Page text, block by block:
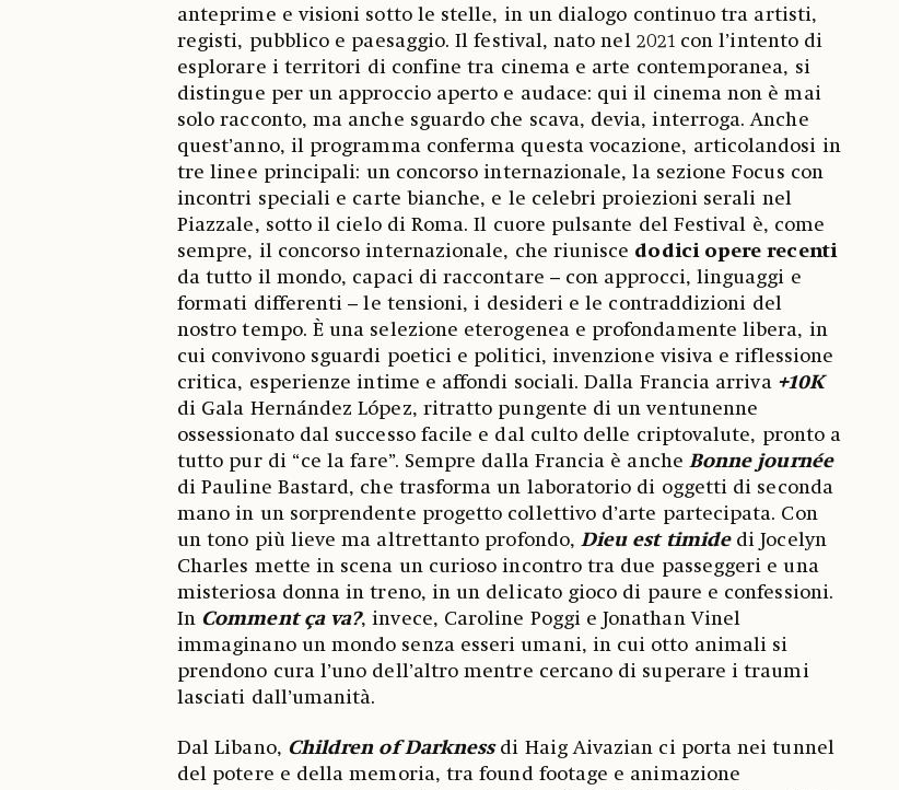
anteprime e visioni sotto le stelle, in un dialogo continuo tra artisti,
registi, pubblico e paesaggio. Il festival, nato nel 2021 con l’intento di
esplorare i territori di confine tra cinema e arte contemporanea, si
distingue per un approccio aperto e audace: qui il cinema non è mai
solo racconto, ma anche sguardo che scava, devia, interroga. Anche
quest’anno, il programma conferma questa vocazione, articolandosi in
tre linee principali: un concorso internazionale, la sezione Focus con
incontri speciali e carte bianche, e le celebri proiezioni serali nel
Piazzale, sotto il cielo di Roma. Il cuore pulsante del Festival è, come
sempre, il concorso internazionale, che riunisce dodici opere recenti
da tutto il mondo, capaci di raccontare – con approcci, linguaggi e
formati differenti – le tensioni, i desideri e le contraddizioni del
nostro tempo. È una selezione eterogenea e profondamente libera, in
cui convivono sguardi poetici e politici, invenzione visiva e riflessione
critica, esperienze intime e affondi sociali. Dalla Francia arriva +10K
di Gala Hernández López, ritratto pungente di un ventunenne
ossessionato dal successo facile e dal culto delle criptovalute, pronto a
tutto pur di “ce la fare”. Sempre dalla Francia è anche Bonne journée
di Pauline Bastard, che trasforma un laboratorio di oggetti di seconda
mano in un sorprendente progetto collettivo d’arte partecipata. Con
un tono più lieve ma altrettanto profondo, Dieu est timidedi Jocelyn
Charles mette in scena un curioso incontro tra due passeggeri e una
misteriosa donna in treno, in un delicato gioco di paure e confessioni.
In Comment ça va?, invece, Caroline Poggi e Jonathan Vinel
immaginano un mondo senza esseri umani, in cui otto animali si
prendono cura l’uno dell’altro mentre cercano di superare i traumi
lasciati dall’umanità.
Dal Libano, Children of Darknessdi Haig Aivazian ci porta nei tunnel
del potere e della memoria, tra found footage e animazione